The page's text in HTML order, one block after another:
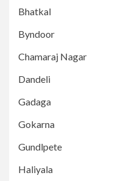
Bhatkal
Byndoor
Chamaraj Nagar
Dandeli
Gadaga
Gokarna
Gundlpete
Haliyala